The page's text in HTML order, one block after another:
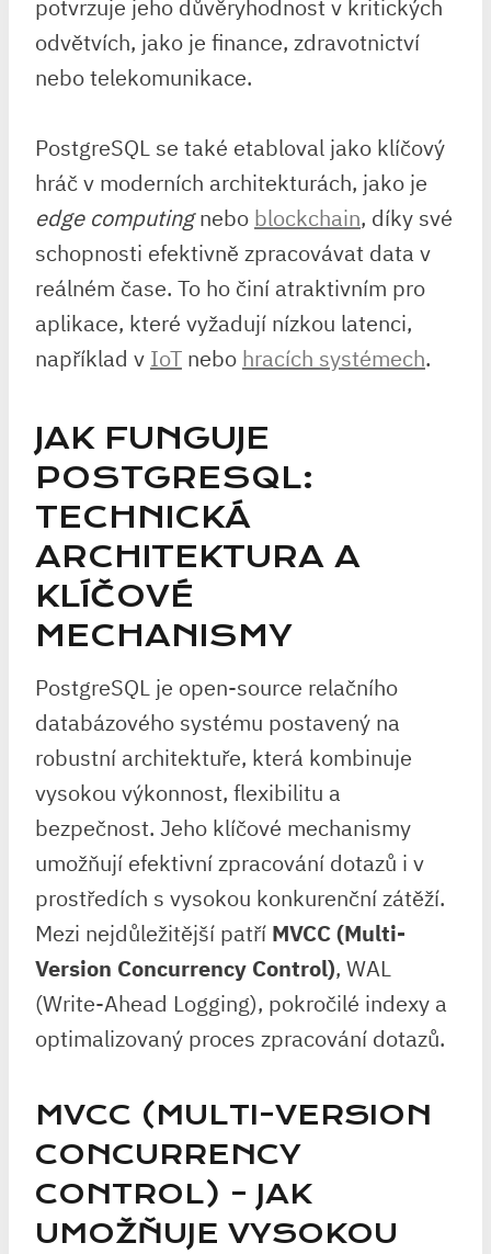
potvrzuje jeho důvěryhodnost v kritických
odvětvích, jako je finance, zdravotnictví
nebo telekomunikace.
PostgreSQL se také etabloval jako klíčový
hráč v moderních architekturách, jako je
edge computingnebo blockchain, díky své
schopnosti efektivně zpracovávat data v
reálném čase. To ho činí atraktivním pro
aplikace, které vyžadují nízkou latenci,
například v IoT nebo hracích systémech.
JAK FUNGUJE
POSTGRESQL:
TECHNICKÁ
ARCHITEKTURA A
KLÍČOVÉ
MECHANISMY
PostgreSQL je open-source relačního
databázového systému postavený na
robustní architektuře, která kombinuje
vysokou výkonnost, flexibilitu a
bezpečnost. Jeho klíčové mechanismy
umožňují efektivní zpracování dotazů i v
prostředích s vysokou konkurenční zátěží.
Mezi nejdůležitější patří MVCC (Multi-
Version Concurrency Control), WAL
(Write-Ahead Logging), pokročilé indexy a
optimalizovaný proces zpracování dotazů.
MVCC (MULTI-VERSION
CONCURRENCY
CONTROL) – JAK
UMOŽŇUJE VYSOKOU